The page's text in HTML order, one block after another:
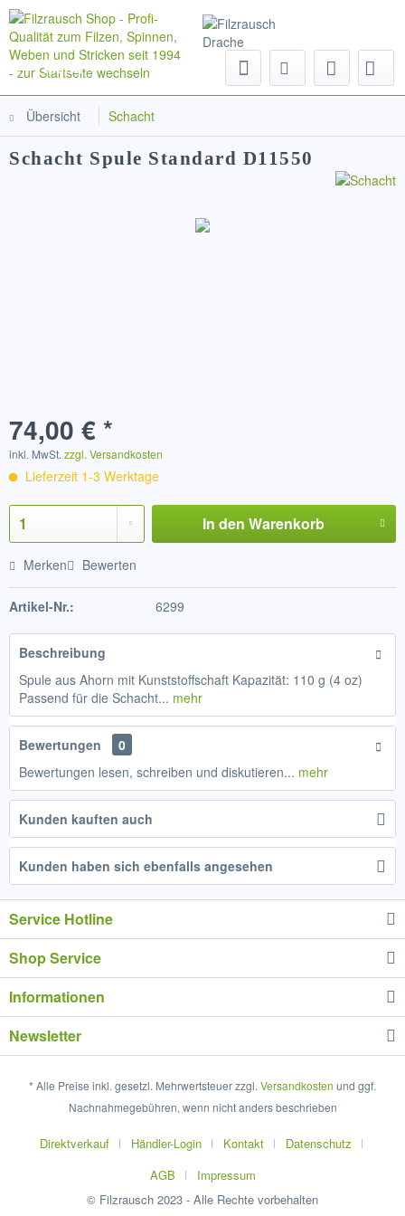
Menü
Übersicht Schacht
Schacht Spule Standard D11550
74,00 € *
inkl. MwSt. zzgl. Versandkosten
Lieferzeit 1-3 Werktage
In den Warenkorb
Merken Bewerten
Artikel-Nr.: 6299
Beschreibung
Spule aus Ahorn mit Kunststoffschaft Kapazität: 110 g (4 oz)
Passend für die Schacht... mehr
Bewertungen
0
Bewertungen lesen, schreiben und diskutieren... mehr
Kunden kauften auch
Kunden haben sich ebenfalls angesehen
Service Hotline
Shop Service
Informationen
Newsletter
* Alle Preise inkl. gesetzl. Mehrwertsteuer zzgl. Versandkosten und ggf.
Nachnahmegebühren, wenn nicht anders beschrieben
Direktverkauf Händler-Login Kontakt
Datenschutz
AGB
Impressum
© Filzrausch 2023 - Alle Rechte vorbehalten